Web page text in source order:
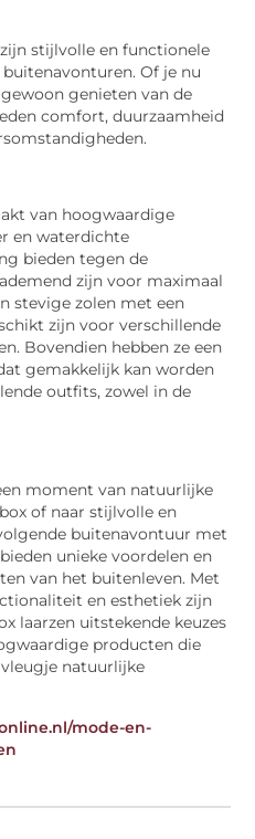
stijlvolle en functionele
Of je nu
genieten van de
comfort, duurzaamheid
van hoogwaardige
en waterdichte
bieden tegen de
zijn voor maximaal
stevige zolen met een
zijn voor verschillende
Bovendien hebben ze een
gemakkelijk kan worden
outfits, zowel in de
moment van natuurlijke
of naar stijlvolle en
buitenavontuur met
unieke voordelen en
van het buitenleven. Met
en esthetiek zijn
laarzen uitstekende keuzes
producten die
natuurlijke
mode-en-